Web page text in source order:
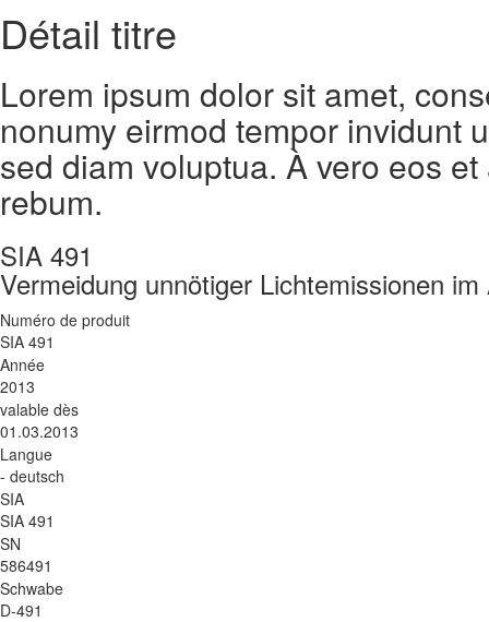
Détail titre
Lorem ipsum dolor sit amet,
nonumy eirmod tempor invidunt
sed diam voluptua. À vero eos
rebum.
SIA 491
Vermeidung unnötiger Lichtemissionen
Numéro de produit
SIA 491
Année
2013
valable dès
01.03.2013
Langue
- deutsch
SIA
SIA 491
SN
586491
Schwabe
D-491